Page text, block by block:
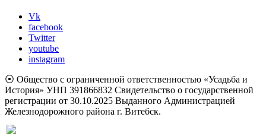
Vk
facebook
Twitter
youtube
instagram
⦿ Общество с ограниченной ответственностью «Усадьба и
История» УНП 391866832 Свидетельство о государственной
регистрации от 30.10.2025 Выданного Администрацией
Железнодорожного района г. Витебск.